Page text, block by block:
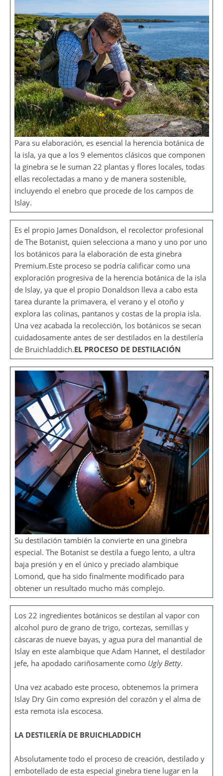
Para su elaboración, es esencial la herencia botánica de
la isla, ya que a los 9 elementos clásicos que componen
la ginebra se le suman 22 plantas y flores locales, todas
ellas recolectadas a mano y de manera sostenible,
incluyendo el enebro que procede de los campos de
Islay.
Es el propio James Donaldson, el recolector profesional
de The Botanist, quien selecciona a mano y uno por uno
los botánicos para la elaboración de esta ginebra
Premium.Este proceso se podría calificar como una
exploración progresiva de la herencia botánica de la isla
de Islay, ya que el propio Donaldson lleva a cabo esta
tarea durante la primavera, el verano y el otoño y
explora las colinas, pantanos y costas de la propia isla.
Una vez acabada la recolección, los botánicos se secan
cuidadosamente antes de ser destilados en la destilería
de Bruichladdich.EL PROCESO DE DESTILACIÓN
Su destilación también la convierte en una ginebra
especial. The Botanist se destila a fuego lento, a ultra
baja presión y en el único y preciado alambique
Lomond, que ha sido finalmente modificado para
obtener un resultado mucho más complejo.
Los 22 ingredientes botánicos se destilan al vapor con
alcohol puro de grano de trigo, cortezas, semillas y
cáscaras de nueve bayas, y agua pura del manantial de
Islay en este alambique que Adam Hannet, el destilador
jefe, ha apodado cariñosamente como Ugly Betty.
Una vez acabado este proceso, obtenemos la primera
Islay Dry Gin como expresión del corazón y el alma de
esta remota isla escocesa.
LA DESTILERÍA DE BRUICHLADDICH
Absolutamente todo el proceso de creación, destilado y
embotellado de esta especial ginebra tiene lugar en la